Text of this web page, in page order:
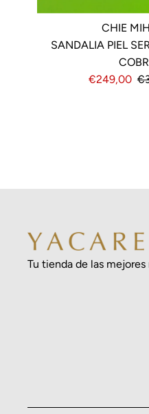
CHIE
SANDALIA PIEL
Precio
€249,00
Tu tienda de las